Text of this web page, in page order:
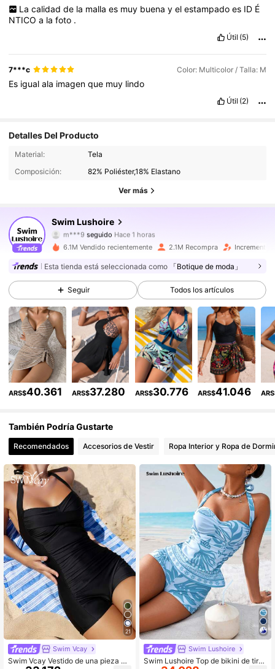
La calidad de la malla es muy buena y el estampado es ID É
NTICOa lafoto .
Útil (5)
7***c Color: Multicolor / Talla: M
Es igualala imagenque muy lindo
Útil (2)
Detalles Del Producto
Material:
Tela
Composición:
82% Poliéster,18% Elastano
Ver más
Swim Lushoire
4,89 316K Seguidores
seguido
4,89
316K Seguidores
4,89 316K Seguidores
4,89 316K Seguidores
4,89 316K Seguidores
4,89 316K Seguidores
4,89 316K Seguidores
4,89 316K Seguidores
4,89
6.1M Vendido recientemente 2.1M Recompra Incremento
Esta tienda está seleccionada como 「Botique de moda」
Seguir Todos los artículos
ARS$40.361 ARS$37.280 ARS$30.776 ARS$41.046
También Podría Gustarte
Recomendados Accesorios de Vestir Ropa Interior y Ropa de
21
Swim Vcay
Swim Vcay Vestido de una pieza de
Swim Lushoire
Swim Lushoire Top de bikini de tira